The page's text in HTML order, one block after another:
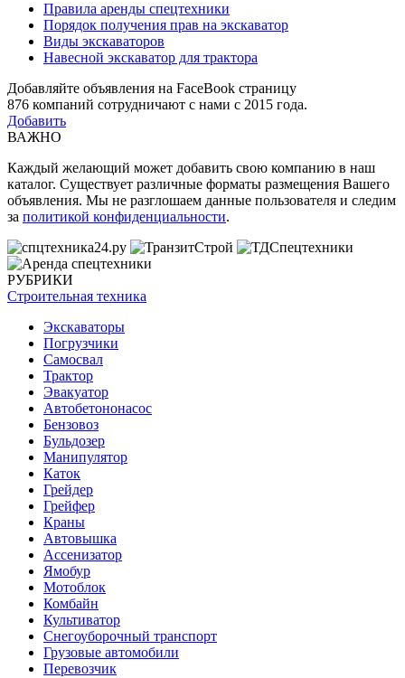
Правила аренды спецтехники
Порядок получения прав на экскаватор
Виды экскаваторов
Навесной экскаватор для трактора
Добавляйте объявления на FaceBook страницу
876 компаний сотрудничают с нами с 2015 года.
Добавить
ВАЖНО
Каждый желающий может добавить свою компанию в наш
каталог. Существует различные форматы размещения Вашего
объявления. Мы не разглошаем данные пользователя и следим
за политикой конфиденциальности.
РУБРИКИ
Строительная техника
Экскаваторы
Погрузчики
Самосвал
Трактор
Эвакуатор
Автобетононасос
Бензовоз
Бульдозер
Манипулятор
Каток
Грейдер
Грейфер
Краны
Автовышка
Ассенизатор
Ямобур
Мотоблок
Комбайн
Культиватор
Снегоуборочный транспорт
Грузовые автомобили
Перевозчик